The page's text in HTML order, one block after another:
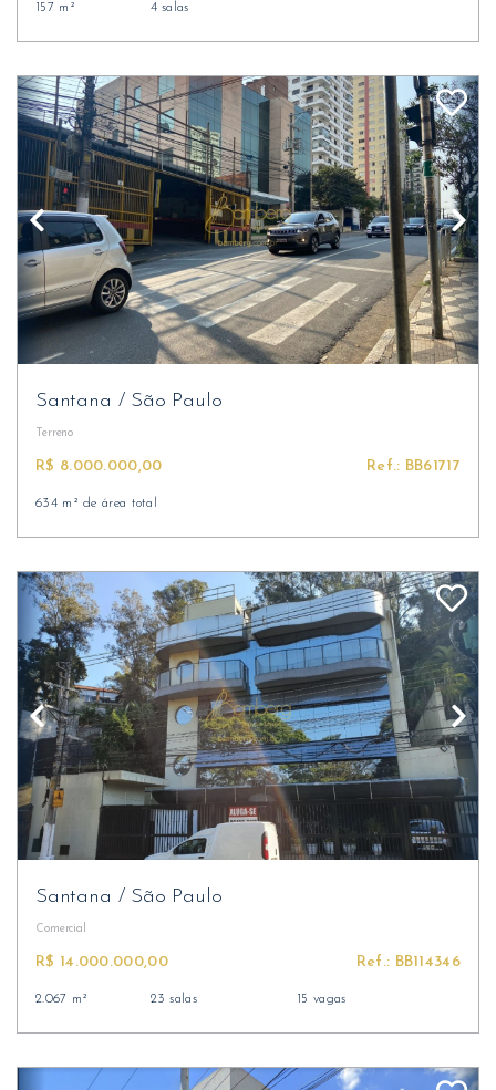
157 m² 4 salas
Santana / São Paulo
Terreno
R$ 8.000.000,00 Ref.: BB61717
634 m² de área total
Santana / São Paulo
Comercial
R$ 14.000.000,00 Ref.: BB114346
2.067 m² 23 salas 15 vagas